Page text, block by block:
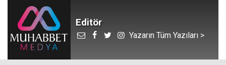
Editör
Yazarın Tüm Yazıları >